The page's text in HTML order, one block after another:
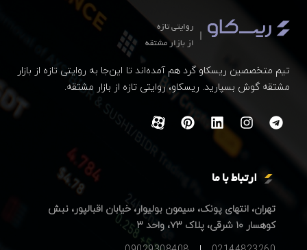
روایتی تازه
از بازار مشتقه
تیم متخصصین ریسکاو گرد هم آمده‌اند تا این‌جا به روایتی تازه از بازار
مشتقه گوش بسپارید. ریسکاو، روایتی تازه از بازار مشتقه.
ارتباط با ما
تهران، انتهای پونک، سیمون بولیوار، خیابان اقبالپور، نبش
کوهسار ۱۰ شرقی، پلاک ۷۳، واحد ۳